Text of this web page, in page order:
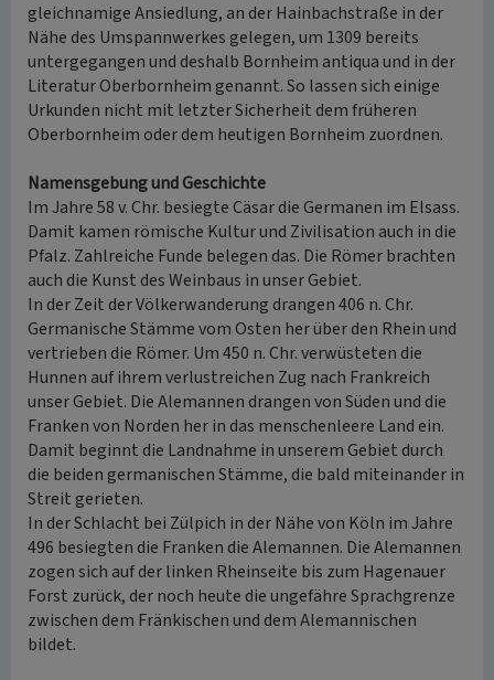
gleichnamige Ansiedlung, an der Hainbachstraße in der
Nähe des Umspannwerkes gelegen, um 1309 bereits
untergegangen und deshalb Bornheim antiqua und in der
Literatur Oberbornheim genannt. So lassen sich einige
Urkunden nicht mit letzter Sicherheit dem früheren
Oberbornheim oder dem heutigen Bornheim zuordnen.
Namensgebung und Geschichte
Im Jahre 58 v. Chr. besiegte Cäsar die Germanen im Elsass.
Damit kamen römische Kultur und Zivilisation auch in die
Pfalz. Zahlreiche Funde belegen das. Die Römer brachten
auch die Kunst des Weinbaus in unser Gebiet.
In der Zeit der Völkerwanderung drangen 406 n. Chr.
Germanische Stämme vom Osten her über den Rhein und
vertrieben die Römer. Um 450 n. Chr. verwüsteten die
Hunnen auf ihrem verlustreichen Zug nach Frankreich
unser Gebiet. Die Alemannen drangen von Süden und die
Franken von Norden her in das menschenleere Land ein.
Damit beginnt die Landnahme in unserem Gebiet durch
die beiden germanischen Stämme, die bald miteinander in
Streit gerieten.
In der Schlacht bei Zülpich in der Nähe von Köln im Jahre
496 besiegten die Franken die Alemannen. Die Alemannen
zogen sich auf der linken Rheinseite bis zum Hagenauer
Forst zurück, der noch heute die ungefähre Sprachgrenze
zwischen dem Fränkischen und dem Alemannischen
bildet.